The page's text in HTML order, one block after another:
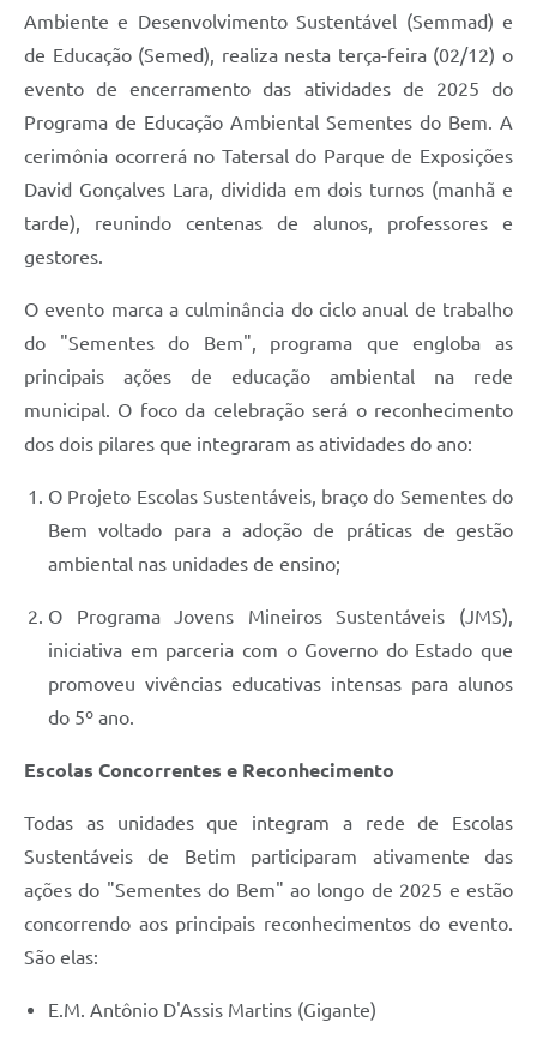
Ambiente e Desenvolvimento Sustentável (Semmad) e
de Educação (Semed), realiza nesta terça-feira (02/12) o
evento de encerramento das atividades de 2025 do
Programa de Educação Ambiental Sementes do Bem. A
cerimônia ocorrerá no Tatersal do Parque de Exposições
David Gonçalves Lara, dividida em dois turnos (manhã e
tarde), reunindo centenas de alunos, professores e
gestores.
O evento marca a culminância do ciclo anual de trabalho
do "Sementes do Bem", programa que engloba as
principais ações de educação ambiental na rede
municipal. O foco da celebração será o reconhecimento
dos dois pilares que integraram as atividades do ano:
O Projeto Escolas Sustentáveis, braço do Sementes do
Bem voltado para a adoção de práticas de gestão
ambiental nas unidades de ensino;
O Programa Jovens Mineiros Sustentáveis (JMS),
iniciativa em parceria com o Governo do Estado que
promoveu vivências educativas intensas para alunos
do 5º ano.
Escolas Concorrentes e Reconhecimento
Todas as unidades que integram a rede de Escolas
Sustentáveis de Betim participaram ativamente das
ações do "Sementes do Bem" ao longo de 2025 e estão
concorrendo aos principais reconhecimentos do evento.
São elas:
E.M. Antônio D'Assis Martins (Gigante)